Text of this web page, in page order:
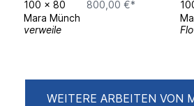
100 x 80
800,00 €*
Mara Münch
verweile
WEITERE ARBEITEN VON